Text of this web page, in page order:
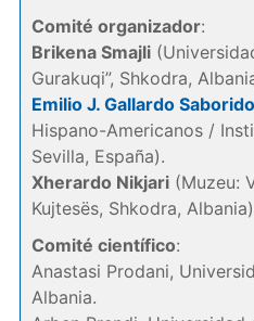
Comité organizador:
Brikena Smajli
Gurakuqi”, Shkodra,
Emilio J. Gallardo Saborido
Hispano-Americanos /
Sevilla, España).
Xherardo Nikjari(Muzeu:
Kujtesës, Shkodra,
Comité científico:
Anastasi Prodani,
Albania.